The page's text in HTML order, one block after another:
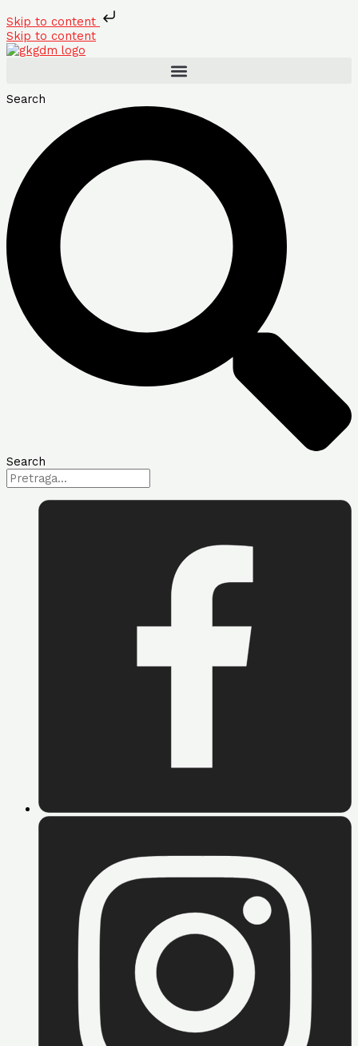
Skip to content
Skip to content
Search
Search